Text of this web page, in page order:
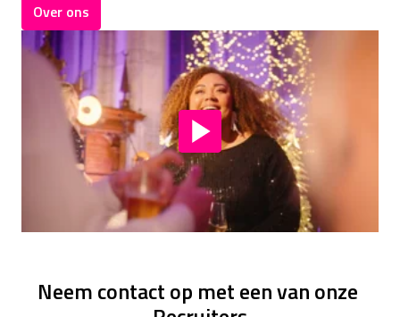
Over ons
Neem contact op met een van onze